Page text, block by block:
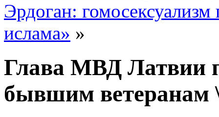
Эрдоган: гомосексуализм
ислама» »
Глава МВД Латвии
бывшим